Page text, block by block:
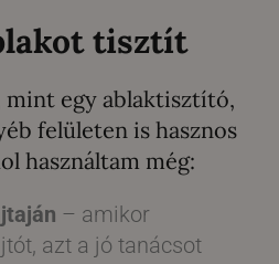
tisztít
mint egy ablaktisztító,
felületen is hasznos
használtam még:
– amikor
azt a jó tanácsot